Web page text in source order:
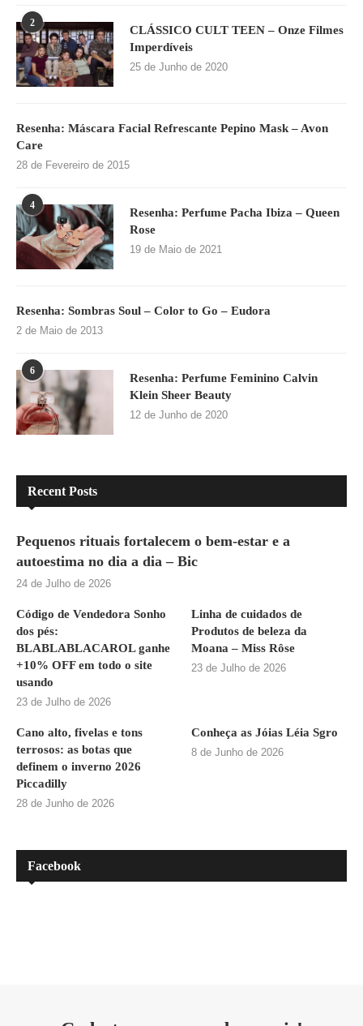
2
CLÁSSICO CULT TEEN – Onze Filmes
Imperdíveis
25 de Junho de 2020
Resenha: Máscara Facial Refrescante Pepino Mask – Avon
Care
28 de Fevereiro de 2015
4
Resenha: Perfume Pacha Ibiza – Queen
Rose
19 de Maio de 2021
Resenha: Sombras Soul – Color to Go – Eudora
2 de Maio de 2013
6
Resenha: Perfume Feminino Calvin
Klein Sheer Beauty
12 de Junho de 2020
Recent Posts
Pequenos rituais fortalecem o bem-estar e a
autoestima no dia a dia – Bic
24 de Julho de 2026
Código de Vendedora Sonho
dos pés:
BLABLABLACAROL ganhe
+10% OFF em todo o site
usando
23 de Julho de 2026
Linha de cuidados de
Produtos de beleza da
Moana – Miss Rôse
23 de Julho de 2026
Cano alto, fivelas e tons
terrosos: as botas que
definem o inverno 2026
Piccadilly
28 de Junho de 2026
Conheça as Jóias Léia Sgro
8 de Junho de 2026
Facebook